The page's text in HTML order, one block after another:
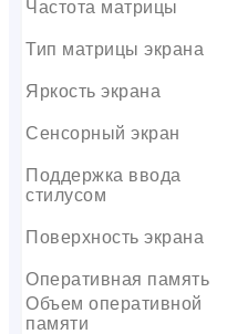
Частота матрицы
Тип матрицы экрана
Яркость экрана
Сенсорный экран
Поддержка ввода
стилусом
Поверхность экрана
Оперативная память
Объем оперативной
памяти